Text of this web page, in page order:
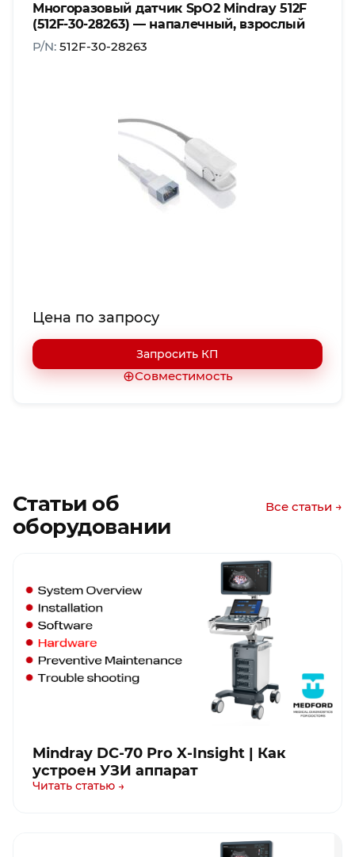
Многоразовый датчик SpO2 Mindray 512F
(512F-30-28263) — напалечный, взрослый
P/N: 512F-30-28263
Цена по запросу
Запросить КП
⊕Совместимость
Статьи об
оборудовании
Все статьи →
Mindray DC-70 Pro X-Insight | Как
устроен УЗИ аппарат
Читать статью →